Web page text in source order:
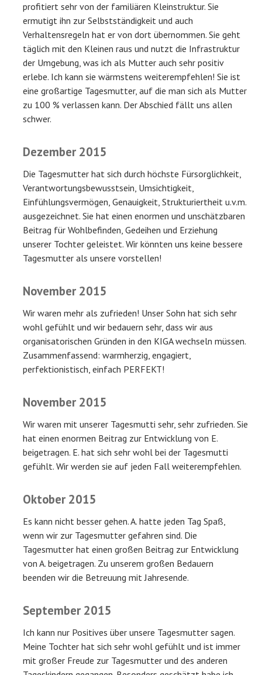
profitiert sehr von der familiären Kleinstruktur. Sie
ermutigt ihn zur Selbstständigkeit und auch
Verhaltensregeln hat er von dort übernommen. Sie geht
täglich mit den Kleinen raus und nutzt die Infrastruktur
der Umgebung, was ich als Mutter auch sehr positiv
erlebe. Ich kann sie wärmstens weiterempfehlen! Sie ist
eine großartige Tagesmutter, auf die man sich als Mutter
zu 100 % verlassen kann. Der Abschied fällt uns allen
schwer.
Dezember 2015
Die Tagesmutter hat sich durch höchste Fürsorglichkeit,
Verantwortungsbewusstsein, Umsichtigkeit,
Einfühlungsvermögen, Genauigkeit, Strukturiertheit u.v.m.
ausgezeichnet. Sie hat einen enormen und unschätzbaren
Beitrag für Wohlbefinden, Gedeihen und Erziehung
unserer Tochter geleistet. Wir könnten uns keine bessere
Tagesmutter als unsere vorstellen!
November 2015
Wir waren mehr als zufrieden! Unser Sohn hat sich sehr
wohl gefühlt und wir bedauern sehr, dass wir aus
organisatorischen Gründen in den KIGA wechseln müssen.
Zusammenfassend: warmherzig, engagiert,
perfektionistisch, einfach PERFEKT!
November 2015
Wir waren mit unserer Tagesmutti sehr, sehr zufrieden. Sie
hat einen enormen Beitrag zur Entwicklung von E.
beigetragen. E. hat sich sehr wohl bei der Tagesmutti
gefühlt. Wir werden sie auf jeden Fall weiterempfehlen.
Oktober 2015
Es kann nicht besser gehen. A. hatte jeden Tag Spaß,
wenn wir zur Tagesmutter gefahren sind. Die
Tagesmutter hat einen großen Beitrag zur Entwicklung
von A. beigetragen. Zu unserem großen Bedauern
beenden wir die Betreuung mit Jahresende.
September 2015
Ich kann nur Positives über unsere Tagesmutter sagen.
Meine Tochter hat sich sehr wohl gefühlt und ist immer
mit großer Freude zur Tagesmutter und des anderen